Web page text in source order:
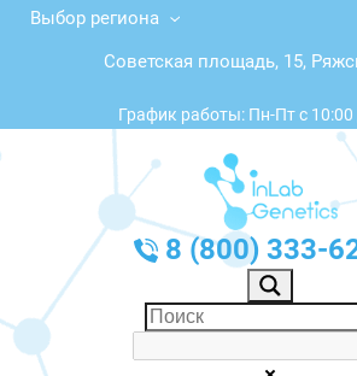
Выбор региона
Советская площадь, 15,
График работы: Пн-Пт с 10:00
8 (800) 333-